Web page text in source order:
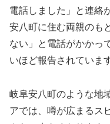
電話しました」と連絡
安八町に住む両親のも
ない」と電話がかかっ
いほど報告されていま
岐阜安八町のような地
アでは、噂が広まるス